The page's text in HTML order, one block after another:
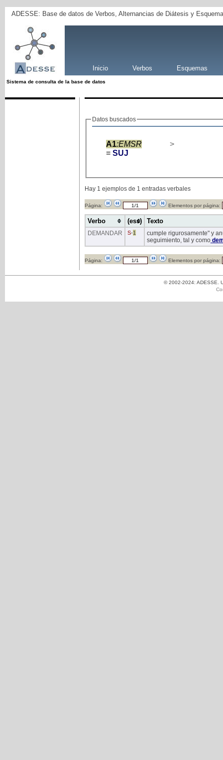
ADESSE: Base de datos de Verbos, Alternancias de Diátesis y
Inicio Verbos Esquemas
Sistema de consulta de la base de datos
Datos buscados
A1:EMSR
= SUJ
>
Hay 1 ejemplos de 1 entradas verbales
Página: Elementos por página:
Verbo (ess) Texto
DEMANDAR S-1
cumple rigurosamente" y
seguimiento, tal y como
Página: Elementos por página:
© 2002-2024: ADESSE.